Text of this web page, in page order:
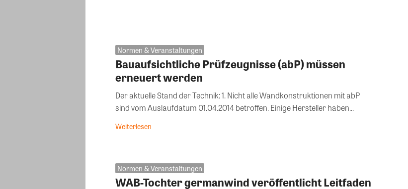
Normen & Veranstaltungen
Bauaufsichtliche Prüfzeugnisse (abP) müssen
erneuert werden
Der aktuelle Stand der Technik: 1. Nicht alle Wandkonstruktionen mit abP
sind vom Auslaufdatum 01.04.2014 betroffen. Einige Hersteller haben...
Weiterlesen
Normen & Veranstaltungen
WAB-Tochter germanwind veröffentlicht Leitfaden